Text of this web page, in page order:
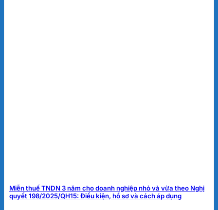
Miễn thuế TNDN 3 năm cho doanh nghiệp nhỏ và vừa theo Nghị
quyết 198/2025/QH15: Điều kiện, hồ sơ và cách áp dụng